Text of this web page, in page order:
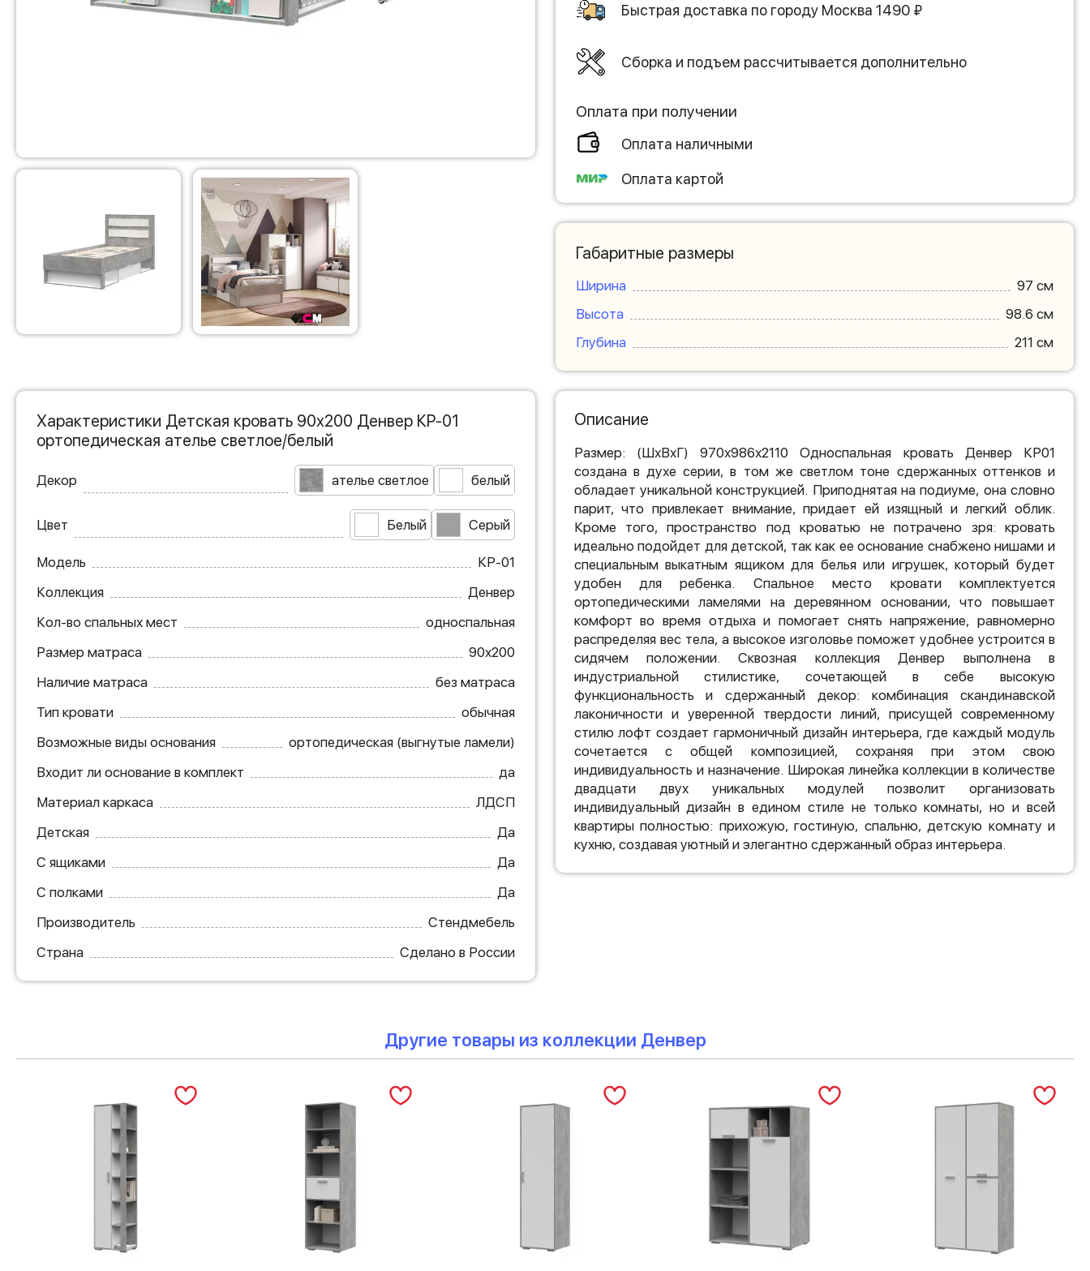
Быстрая доставка по городу Москва 1490 ₽
Сборка и подъем рассчитывается дополнительно
Оплата при получении
Оплата наличными
Оплата картой
Габаритные размеры
Ширина
97 см
Высота
98.6 см
Глубина
211 см
Характеристики Детская кровать 90х200 Денвер КР-01
ортопедическая ателье светлое/белый
Декор ателье светлое белый
Цвет Белый Серый
Модель
КР-01
Коллекция
Денвер
Кол-во спальных мест
односпальная
Размер матраса
90х200
Наличие матраса
без матраса
Тип кровати
обычная
Возможные виды основания
ортопедическая (выгнутые ламели)
Входит ли основание в комплект
да
Материал каркаса
ЛДСП
Детская
Да
С ящиками
Да
С полками
Да
Производитель
Стендмебель
Страна
Сделано в России
Описание
Размер: (ШхВхГ) 970х986х2110 Односпальная кровать Денвер КР01
создана в духе серии, в том же светлом тоне сдержанных оттенков и
обладает уникальной конструкцией. Приподнятая на подиуме, она словно
парит, что привлекает внимание, придает ей изящный и легкий облик.
Кроме того, пространство под кроватью не потрачено зря: кровать
идеально подойдет для детской, так как ее основание снабжено нишами и
специальным выкатным ящиком для белья или игрушек, который будет
удобен для ребенка. Спальное место кровати комплектуется
ортопедическими ламелями на деревянном основании, что повышает
комфорт во время отдыха и помогает снять напряжение, равномерно
распределяя вес тела, а высокое изголовье поможет удобнее устроится в
сидячем положении. Сквозная коллекция Денвер выполнена в
индустриальной стилистике, сочетающей в себе высокую
функциональность и сдержанный декор: комбинация скандинавской
лаконичности и уверенной твердости линий, присущей современному
стилю лофт создает гармоничный дизайн интерьера, где каждый модуль
сочетается с общей композицией, сохраняя при этом свою
индивидуальность и назначение. Широкая линейка коллекции в количестве
двадцати двух уникальных модулей позволит организовать
индивидуальный дизайн в едином стиле не только комнаты, но и всей
квартиры полностью: прихожую, гостиную, спальню, детскую комнату и
кухню, создавая уютный и элегантно сдержанный образ интерьера.
Другие товары из коллекции Денвер